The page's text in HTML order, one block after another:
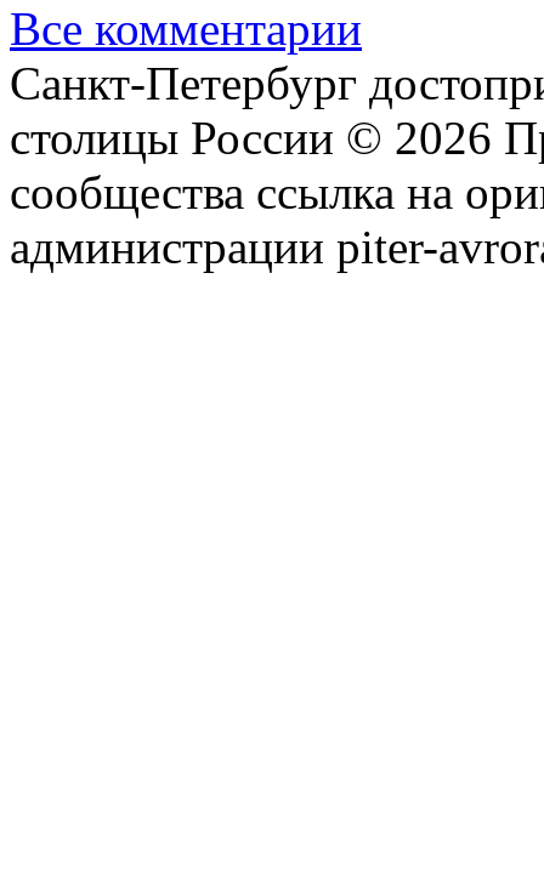
Все комментарии
Санкт-Петербург
столицы России © 2026
сообщества ссылка на
администрации piter-